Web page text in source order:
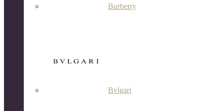
Burberry
Bvlgari